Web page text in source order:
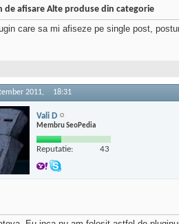
de afisare Alte produse din categorie
care sa mi afiseze pe single post,
2011, 18:31
Vali D
Membru SeoPedia
Reputatie: 43